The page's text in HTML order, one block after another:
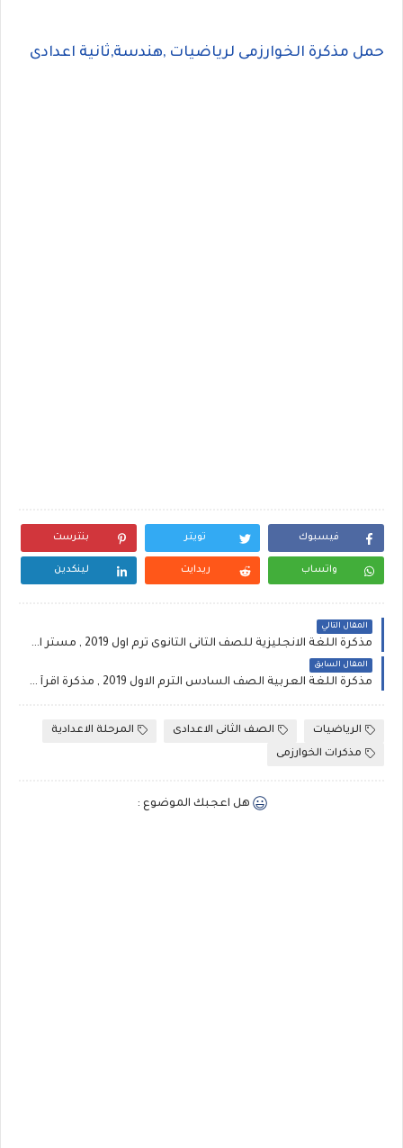
حمل مذكرة الخوارزمى لرياضيات ,هندسة,ثانية اعدادى
فيسبوك تويتر بنترست
واتساب ريدايت لينكدين
المقال التالي
مذكرة اللغة الانجليزية للصف الثانى الثانوى ترم اول 2019 , مستر احمد الصغير
المقال السابق
مذكرة اللغة العربية الصف السادس الترم الاول 2019 , مذكرة اقرأ , عربى لمستر انور احمد
الرياضيات الصف الثانى الاعدادى
المرحلة الاعدادية
مذكرات الخوارزمى
هل اعجبك الموضوع :